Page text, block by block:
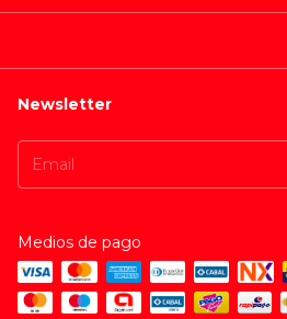
Newsletter
Medios de pago